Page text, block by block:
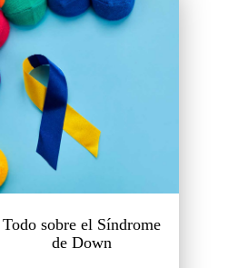
Todo sobre el Síndrome
de Down